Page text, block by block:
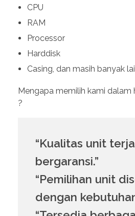
CPU
RAM
Processor
Harddisk
Casing, dan masih banyak
Mengapa memilih kami dalam
?
“Kualitas unit
bergaransi.”
“Pemilihan unit
dengan